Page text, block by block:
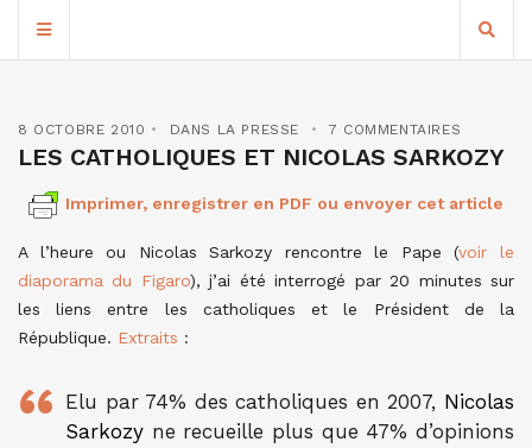
8 OCTOBRE 2010 DANS LA PRESSE 7 COMMENTAIRES
LES CATHOLIQUES ET NICOLAS SARKOZY
Imprimer, enregistrer en PDF ou envoyer cet article
A l’heure ou Nicolas Sarkozy rencontre le Pape (voir le
diaporama du Figaro), j’ai été interrogé par 20 minutes sur
les liens entre les catholiques et le Président de la
République. Extraits :
Elu par 74% des catholiques en 2007, Nicolas
Sarkozy ne recueille plus que 47% d’opinions